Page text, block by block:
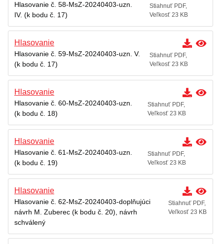
Hlasovanie č. 58-MsZ-20240403-uzn.
IV. (k bodu č. 17)
Stiahnuť PDF,
Veľkosť 23 KB
Hlasovanie
Hlasovanie č. 59-MsZ-20240403-uzn. V.
(k bodu č. 17)
Stiahnuť PDF,
Veľkosť 23 KB
Hlasovanie
Hlasovanie č. 60-MsZ-20240403-uzn.
(k bodu č. 18)
Stiahnuť PDF,
Veľkosť 23 KB
Hlasovanie
Hlasovanie č. 61-MsZ-20240403-uzn.
(k bodu č. 19)
Stiahnuť PDF,
Veľkosť 23 KB
Hlasovanie
Hlasovanie č. 62-MsZ-20240403-doplňujúci
návrh M. Zuberec (k bodu č. 20), návrh
schválený
Stiahnuť PDF,
Veľkosť 23 KB